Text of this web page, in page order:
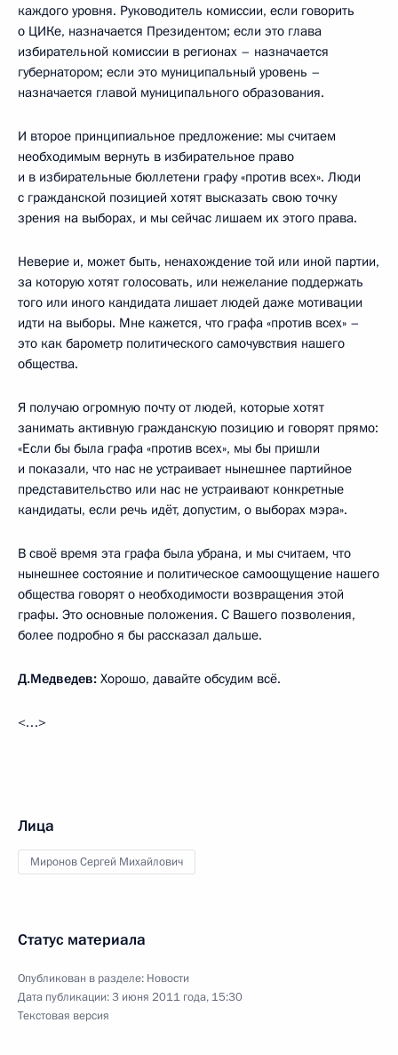
каждого уровня. Руководитель комиссии, если говорить
о ЦИКе, назначается Президентом; если это глава
избирательной комиссии в регионах – назначается
губернатором; если это муниципальный уровень –
назначается главой муниципального образования.
И второе принципиальное предложение: мы считаем
необходимым вернуть в избирательное право
и в избирательные бюллетени графу «против всех». Люди
с гражданской позицией хотят высказать свою точку
зрения на выборах, и мы сейчас лишаем их этого права.
Неверие и, может быть, ненахождение той или иной партии,
за которую хотят голосовать, или нежелание поддержать
того или иного кандидата лишает людей даже мотивации
идти на выборы. Мне кажется, что графа «против всех» –
это как барометр политического самочувствия нашего
общества.
Я получаю огромную почту от людей, которые хотят
занимать активную гражданскую позицию и говорят прямо:
«Если бы была графа «против всех», мы бы пришли
и показали, что нас не устраивает нынешнее партийное
представительство или нас не устраивают конкретные
кандидаты, если речь идёт, допустим, о выборах мэра».
В своё время эта графа была убрана, и мы считаем, что
нынешнее состояние и политическое самоощущение нашего
общества говорят о необходимости возвращения этой
графы. Это основные положения. С Вашего позволения,
более подробно я бы рассказал дальше.
Д.Медведев: Хорошо, давайте обсудим всё.
<…>
Лица
Миронов Сергей Михайлович
Статус материала
Опубликован в разделе: Новости
Дата публикации:3 июня 2011 года, 15:30
Текстовая версия